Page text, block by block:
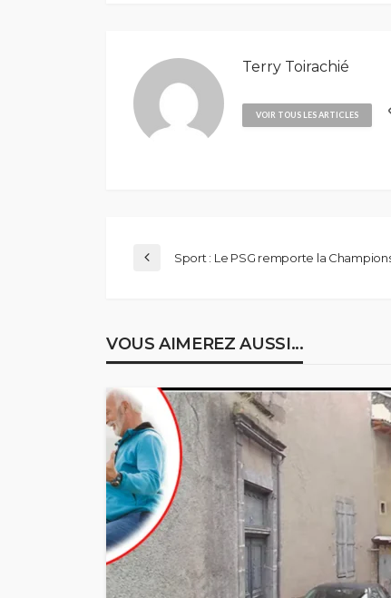
Terry Toirachié
VOIR TOUS LES ARTICLES
Sport : Le PSG remporte la
VOUS AIMEREZ AUSSI...